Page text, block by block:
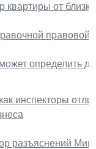
от
определить
инспекторы
разъяснений